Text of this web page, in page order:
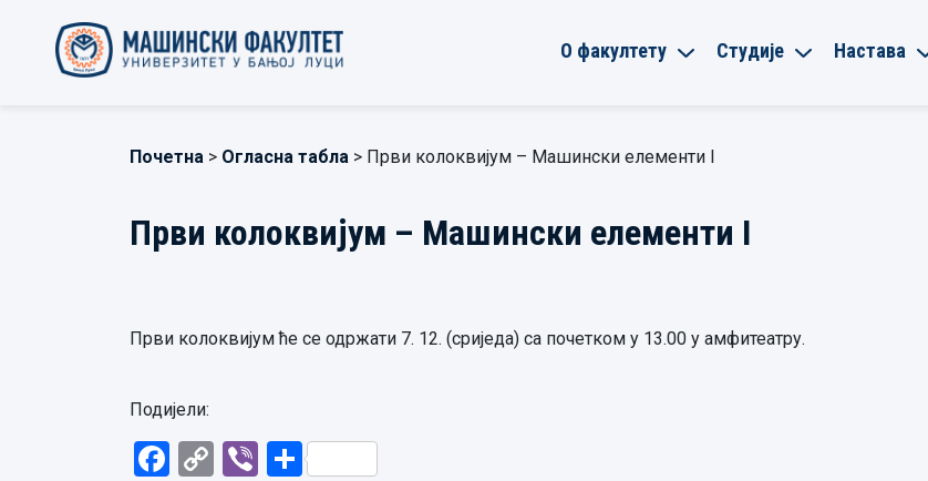
О факултету Студије Настава
Почетна > Огласна табла > Први колоквијум – Машински елементи I
Први колоквијум – Машински елементи I
Први колоквијум ће се одржати 7. 12. (сриједа) са почетком у 13.00 у амфитеатру.
Подијели:
Facebook
CopyViberShare